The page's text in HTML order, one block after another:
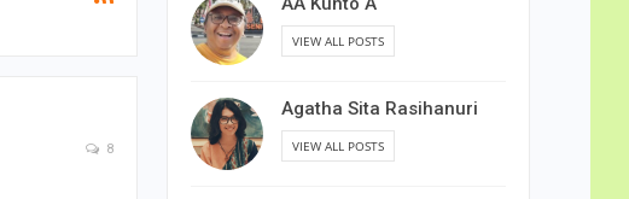
8
VIEW ALL POSTS
Agatha Sita Rasihanuri
VIEW ALL POSTS